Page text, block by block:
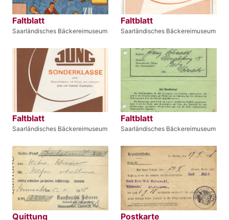
Faltblatt
Saarländisches Bäckereimuseum
Faltblatt
Saarländisches Bäckereimuseum
Faltblatt
Saarländisches Bäckereimuseum
Faltblatt
Saarländisches Bäckereimuseum
Quittung Postkarte